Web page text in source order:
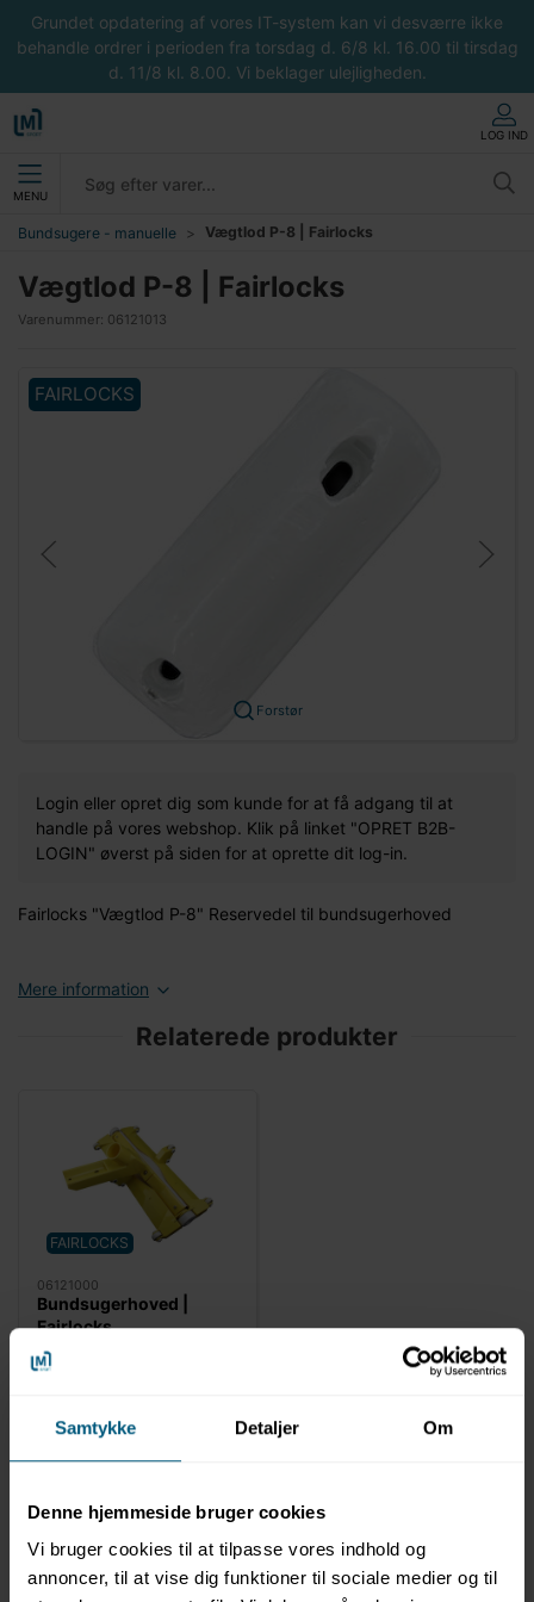
Samtykke Detaljer Om
Denne hjemmeside bruger cookies
Vi bruger cookies til at tilpasse vores indhold og
annoncer, til at vise dig funktioner til sociale medier og til
Grundet opdatering af vores IT-system kan vi desværre ikke
behandle ordrer i perioden fra torsdag d. 6/8 kl. 16.00 til tirsdag
d. 11/8 kl. 8.00. Vi beklager ulejligheden.
LOG IND
MENU
Bundsugere - manuelle Vægtlod P-8 | Fairlocks
Vægtlod P-8 | Fairlocks
Varenummer: 06121013
FAIRLOCKS
Forstør
Login eller opret dig som kunde for at få adgang til at
handle på vores webshop. Klik på linket "OPRET B2B-
LOGIN" øverst på siden for at oprette dit log-in.
Fairlocks "Vægtlod P-8" Reservedel til bundsugerhoved
Mere information
Relaterede produkter
FAIRLOCKS
06121000
Bundsugerhoved |
Fairlocks